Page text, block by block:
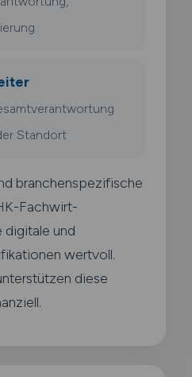
Standort
branchenspezifische
Fachwirt-
digitale und
wertvoll.
diese